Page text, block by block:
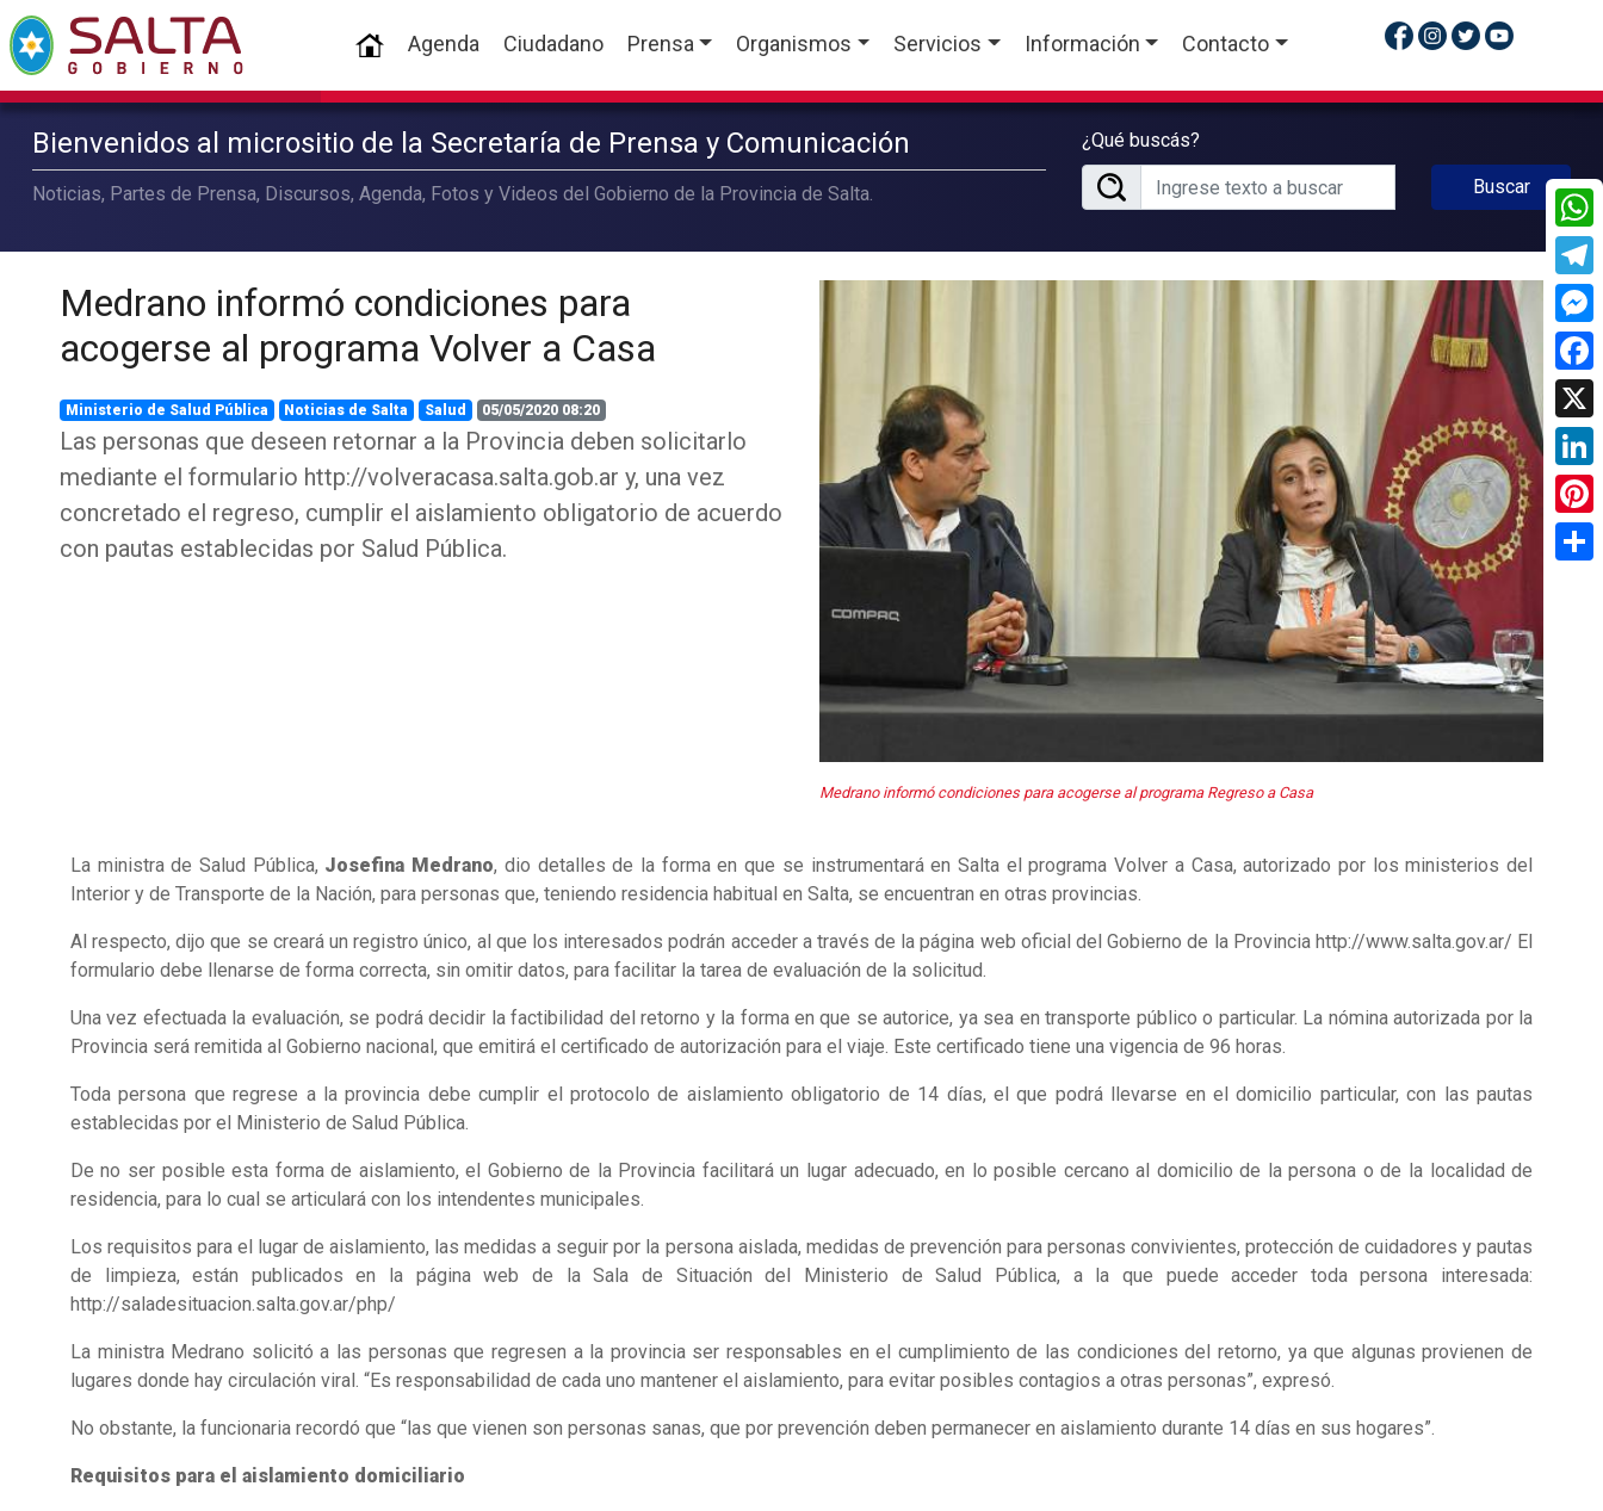
(current)
Agenda Ciudadano Prensa Organismos Servicios Información Contacto
Bienvenidos al micrositio de la Secretaría de Prensa y Comunicación
Noticias, Partes de Prensa, Discursos, Agenda, Fotos y Videos del Gobierno de la Provincia de Salta.
¿Qué buscás?
Buscar
Medrano informó condiciones para
acogerse al programa Volver a Casa
Ministerio de Salud Pública Noticias de Salta Salud 05/05/2020 08:20
Las personas que deseen retornar a la Provincia deben solicitarlo
mediante el formulario http://volveracasa.salta.gob.ar y, una vez
concretado el regreso, cumplir el aislamiento obligatorio de acuerdo
con pautas establecidas por Salud Pública.
Medrano informó condiciones para acogerse al programa Regreso a Casa
La ministra de Salud Pública, Josefina Medrano, dio detalles de la forma en que se instrumentará en Salta el programa Volver a Casa, autorizado por los ministerios del
Interior y de Transporte de la Nación, para personas que, teniendo residencia habitual en Salta, se encuentran en otras provincias.
Al respecto, dijo que se creará un registro único, al que los interesados podrán acceder a través de la página web oficial del Gobierno de la Provincia http://www.salta.gov.ar/ El
formulario debe llenarse de forma correcta, sin omitir datos, para facilitar la tarea de evaluación de la solicitud.
Una vez efectuada la evaluación, se podrá decidir la factibilidad del retorno y la forma en que se autorice, ya sea en transporte público o particular. La nómina autorizada por la
Provincia será remitida al Gobierno nacional, que emitirá el certificado de autorización para el viaje. Este certificado tiene una vigencia de 96 horas.
Toda persona que regrese a la provincia debe cumplir el protocolo de aislamiento obligatorio de 14 días, el que podrá llevarse en el domicilio particular, con las pautas
establecidas por el Ministerio de Salud Pública.
De no ser posible esta forma de aislamiento, el Gobierno de la Provincia facilitará un lugar adecuado, en lo posible cercano al domicilio de la persona o de la localidad de
residencia, para lo cual se articulará con los intendentes municipales.
Los requisitos para el lugar de aislamiento, las medidas a seguir por la persona aislada, medidas de prevención para personas convivientes, protección de cuidadores y pautas
de limpieza, están publicados en la página web de la Sala de Situación del Ministerio de Salud Pública, a la que puede acceder toda persona interesada:
http://saladesituacion.salta.gov.ar/php/
La ministra Medrano solicitó a las personas que regresen a la provincia ser responsables en el cumplimiento de las condiciones del retorno, ya que algunas provienen de
lugares donde hay circulación viral. “Es responsabilidad de cada uno mantener el aislamiento, para evitar posibles contagios a otras personas”, expresó.
No obstante, la funcionaria recordó que “las que vienen son personas sanas, que por prevención deben permanecer en aislamiento durante 14 días en sus hogares”.
Requisitos para el aislamiento domiciliario
X